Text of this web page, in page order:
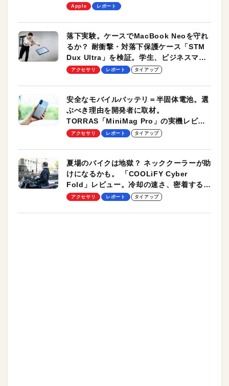
します！
Apple レポート
落下実験。ケースでMacBook Neoを守れ
るか？ 耐衝撃・対落下保護ケース「STM
Dux Ultra」を検証。学生、ビジネスマン
のモバイルユースに最適！
アクセサリ レポート タイアップ
安全なモバイルバッテリ＝半固体電池。選
ぶべき理由を開発者に取材。
TORRAS「MiniMag Pro」の実機レビュ
ーも
アクセサリ レポート タイアップ
夏場のバイクは地獄？ ネッククーラーが助
けになるかも。 「COOLiFY Cyber
Fold」レビュー。冷却の速さ、密着する冷
却プレート、シンプルな操作性がグッド！
アクセサリ レポート タイアップ